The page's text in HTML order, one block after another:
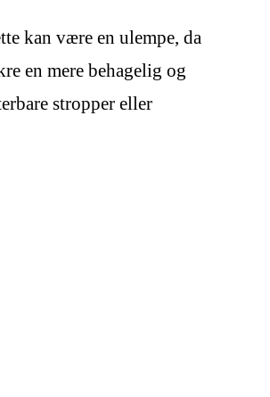
kan være en ulempe, da
en mere behagelig og
stropper eller